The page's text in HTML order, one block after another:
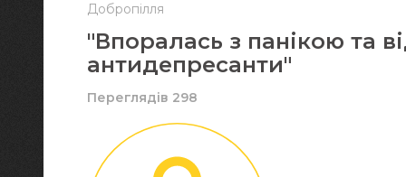
Добропілля
"Впоралась з панікою та
антидепресанти"
Переглядів 298